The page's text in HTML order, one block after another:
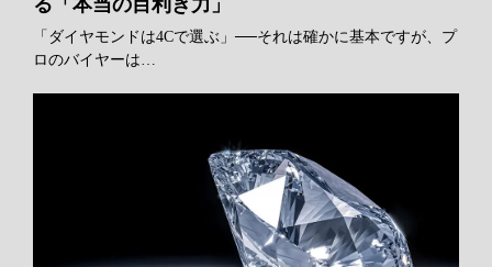
「ダイヤモンドは4Cで選ぶ」──それは確かに基本ですが、プ
ロのバイヤーは…